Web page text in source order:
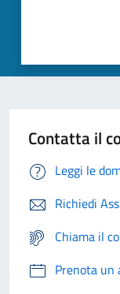
Contatta il
Leggi le
Richiedi
Chiama il
Prenota un